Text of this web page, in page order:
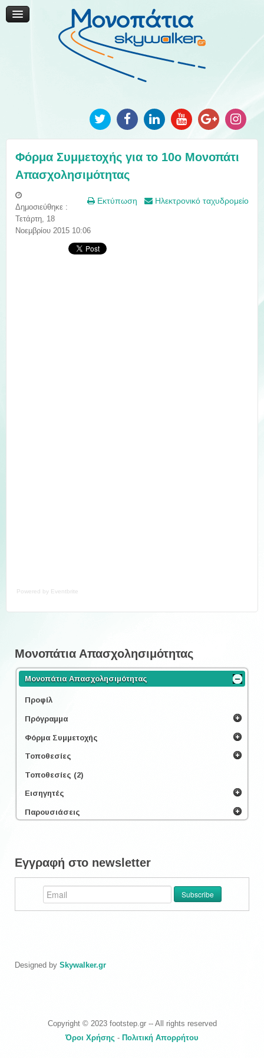
Μονοπάτια Καινοτομίας
Μονοπάτια Τοπικής Ανάπτυξης
Ανακοινώσεις
Φωτογραφίες
Φόρμα Συμμετοχής για το 10ο Μονοπάτι
Απασχολησιμότητας
Εκτύπωση Ηλεκτρονικό ταχυδρομείο
Δημοσιεύθηκε :
Τετάρτη, 18
Νοεμβρίου 2015 10:06
Powered by Eventbrite
Μονοπάτια Απασχολησιμότητας
Μονοπάτια Απασχολησιμότητας
Προφίλ
Πρόγραμμα
Φόρμα Συμμετοχής
Τοποθεσίες
Τοποθεσίες (2)
Εισηγητές
Παρουσιάσεις
Εγγραφή στο newsletter
Designed by Skywalker.gr
Copyright © 2023 footstep.gr -- All rights reserved
Όροι Χρήσης - Πολιτική Απορρήτου